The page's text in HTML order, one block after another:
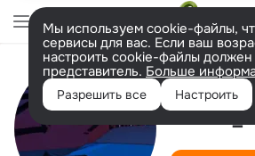
Мы используем cookie-файлы,
сервисы для вас. Если ваш
настроить cookie-файлы
представитель. Больше
Разрешить все Настроить